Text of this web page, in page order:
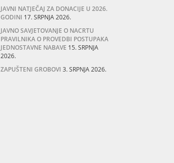
JAVNI NATJEČAJ ZA DONACIJE U 2026.
GODINI 17. SRPNJA 2026.
JAVNO SAVJETOVANJE O NACRTU
PRAVILNIKA O PROVEDBI POSTUPAKA
JEDNOSTAVNE NABAVE 15. SRPNJA
2026.
ZAPUŠTENI GROBOVI 3. SRPNJA 2026.